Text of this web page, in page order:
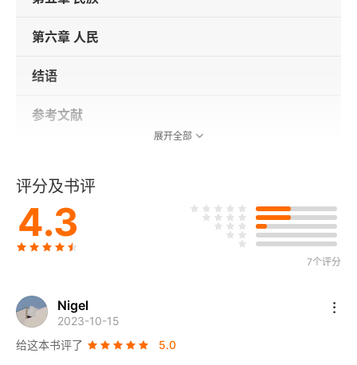
第六章 人民
结语
参考文献
展开全部
评分及书评
4.3
7个评分
Nigel
2023-10-15
给这本书评了
5.0